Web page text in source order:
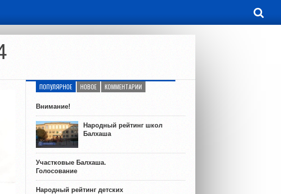
ПОПУЛЯРНОЕ НОВОЕ КОММЕНТАРИИ
Внимание!
Народный рейтинг школ
Балхаша
Участковые Балхаша.
Голосование
Народный рейтинг детских